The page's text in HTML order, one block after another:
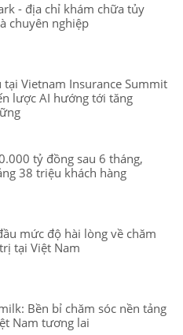
- địa chỉ khám chữa tủy
chuyên nghiệp
tại Vietnam Insurance Summit
lược AI hướng tới tăng
tỷ đồng sau 6 tháng,
38 triệu khách hàng
mức độ hài lòng về chăm
tại Việt Nam
Bền bỉ chăm sóc nền tảng
Nam tương lai